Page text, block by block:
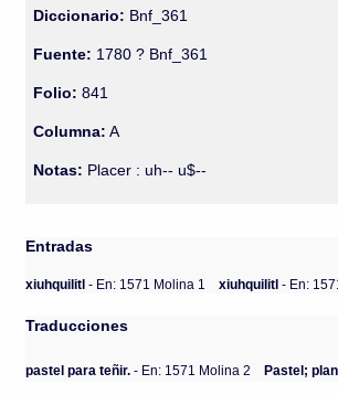
Diccionario: Bnf_361
Fuente: 1780 ? Bnf_361
Folio: 841
Columna: A
Notas: Placer : uh-- u$--
Entradas
xiuhquilitl- En: 1571 Molina 1 xiuhquilitl- En:
Traducciones
pastel para teñir. - En: 1571 Molina 2 Pastel;